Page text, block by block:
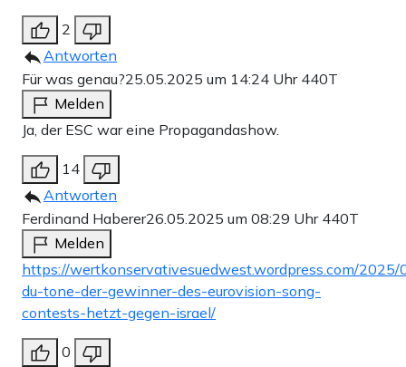
2
Antworten
Für was genau?25.05.2025 um 14:24 Uhr 440T
Melden
Ja, der ESC war eine Propagandashow.
14
Antworten
Ferdinand Haberer26.05.2025 um 08:29 Uhr 440T
Melden
https://wertkonservativesuedwest.wordpress.com/
du-tone-der-gewinner-des-eurovision-song-
contests-hetzt-gegen-israel/
0